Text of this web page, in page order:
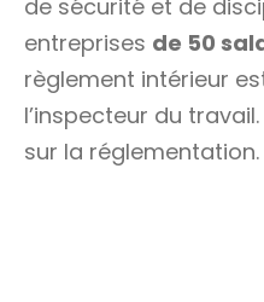
de sécurité et de
entreprises de 50
règlement intérieur
l’inspecteur du
sur la réglementation.